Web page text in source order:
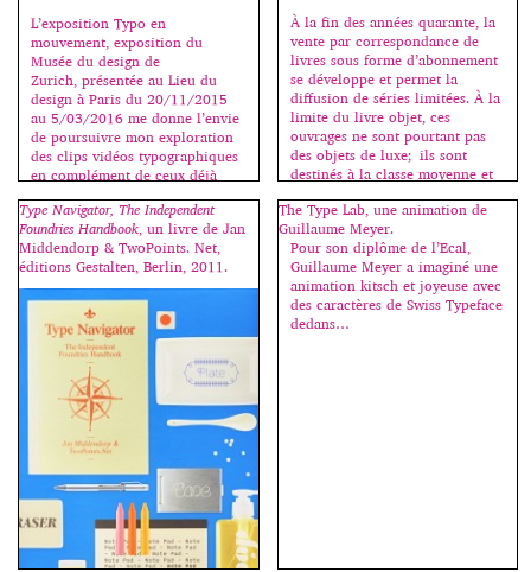
L’exposition Typo en
mouvement, exposition du
Musée du design de
Zurich, présentée au Lieu du
design à Paris du 20/11/2015
au 5/03/2016 me donne l’envie
de poursuivre mon exploration
des clips vidéos typographiques
en complément de ceux déjà
présentés ici (voir catégorie
motion design). Tout le monde
s’accorde à dire que le pionnier
en ce domaine fut […]
À la fin des années quarante, la
vente par correspondance de
livres sous forme d’abonnement
se développe et permet la
diffusion de séries limitées. À la
limite du livre objet, ces
ouvrages ne sont pourtant pas
des objets de luxe; ils sont
destinés à la classe moyenne et
les voient […]
Type Navigator, The Independent
Foundries Handbook, un livre de Jan
Middendorp & TwoPoints. Net,
éditions Gestalten, Berlin, 2011.
The Type Lab, une animation de
Guillaume Meyer.
Pour son diplôme de l’Ecal,
Guillaume Meyer a imaginé une
animation kitsch et joyeuse avec
des caractères de Swiss Typeface
dedans…